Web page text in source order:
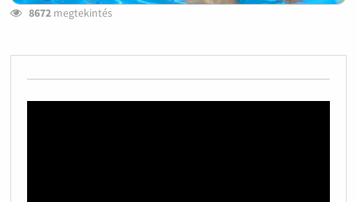
8672megtekintés